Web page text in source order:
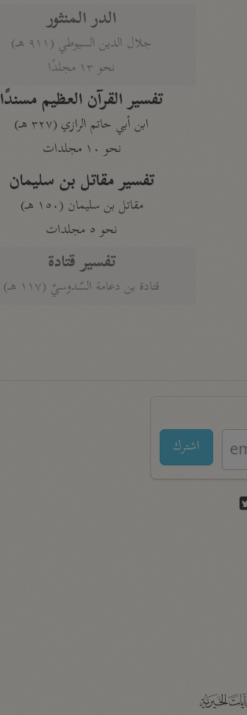
الدر المنثور
جلال الدين السيوطي (٩١١ هـ)
نحو ١٣ مجلدًا
تفسير القرآن العظيم مسندًا
ابن أبي حاتم الرازي (٣٢٧ هـ)
نحو ١٠ مجلدات
تفسير مقاتل بن سليمان
مقاتل بن سليمان (١٥٠ هـ)
نحو ٥ مجلدات
تفسير قتادة
قتادة بن دعامة السّدوسيّ (١١٧ هـ)
اشترك